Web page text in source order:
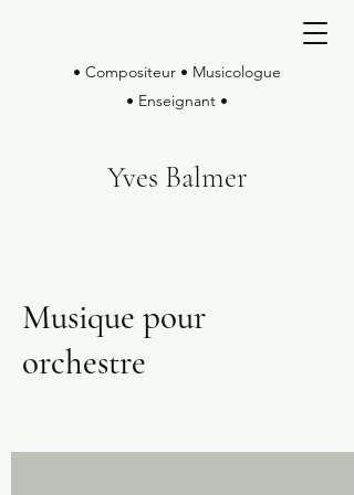
• Compositeur • Musicologue
• Enseignant •
Yves Balmer
Musique pour
orchestre